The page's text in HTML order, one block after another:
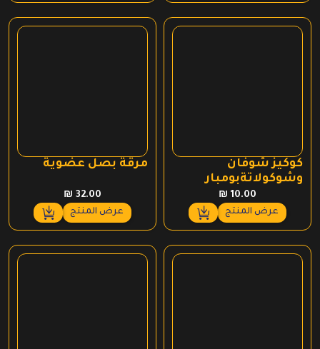
كوكيز شوفان
وشوكولاتةبومبار
₪ 10.00
عرض المنتج
مرقة بصل عضوية
₪ 32.00
عرض المنتج